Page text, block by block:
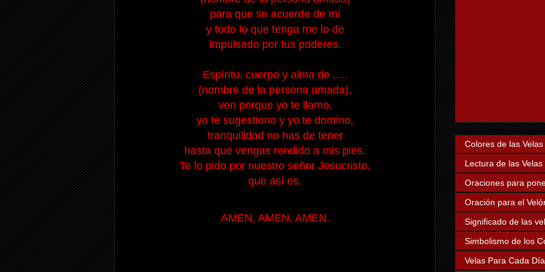
para que se acuerde de mí
y todo lo que tenga me lo de
impulsado por tus poderes.
Espíritu, cuerpo y alma de .....
(nombre de la persona amada),
ven porque yo te llamo,
yo te sugestiono y yo te domino,
tranquilidad no has de tener
hasta que vengas rendido a mis pies.
Te lo pido por nuestro señor Jesucristo,
que así es.
AMEN, AMEN, AMEN.
Colores de las Velas
Lectura de las Velas
Oraciones para
Oración para el
Significado de las
Simbolismo de los
Velas Para Cada